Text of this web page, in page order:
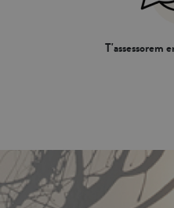
T'assessorem